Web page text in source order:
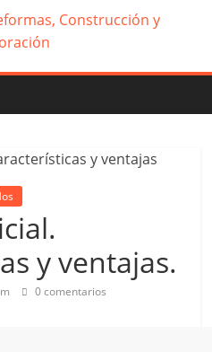
y ventajas.
0 comentarios